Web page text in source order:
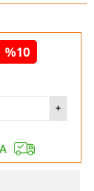
%10